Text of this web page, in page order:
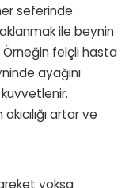
seferinde
ile beynin
felçli hasta
ayağını
artar ve
yoksa